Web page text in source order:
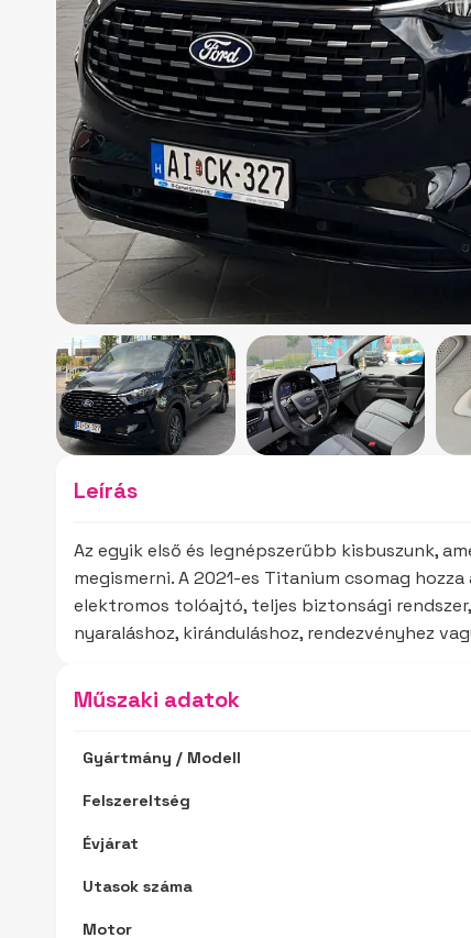
Leírás
Az egyik első és legnépszerűbb kisbuszunk,
megismerni. A 2021-es Titanium csomag
elektromos tolóajtó, teljes biztonsági
nyaraláshoz, kiránduláshoz, rendezvényhez
Műszaki adatok
Gyártmány / Modell
Felszereltség
Évjárat
Utasok száma
Motor